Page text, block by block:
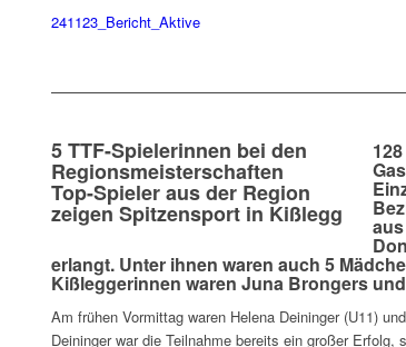
241123_Bericht_Aktive
5 TTF-Spielerinnen bei den
Regionsmeisterschaften
Top-Spieler aus der Region
zeigen Spitzensport in Kißlegg
erlangt. Unter ihnen waren auch 5
Kißleggerinnen waren Juna Brongers
Am frühen Vormittag waren Helena Deininger (U11)
Deininger war die Teilnahme bereits ein großer